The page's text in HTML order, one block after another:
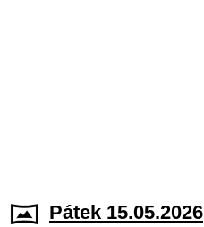
Pátek 15.05.2026